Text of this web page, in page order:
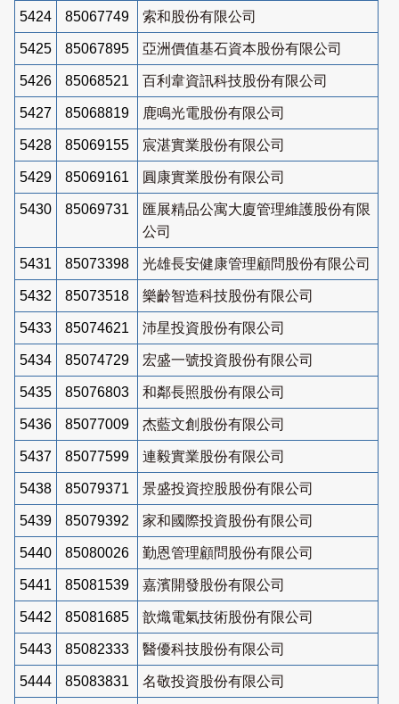
5424 85067749 索和股份有限公司
5425 85067895 亞洲價值基石資本股份有限公司
5426 85068521 百利韋資訊科技股份有限公司
5427 85068819 鹿鳴光電股份有限公司
5428 85069155 宸湛實業股份有限公司
5429 85069161 圓康實業股份有限公司
5430 85069731
匯展精品公寓大廈管理維護股份有限
公司
5431 85073398 光雄長安健康管理顧問股份有限公司
5432 85073518 樂齡智造科技股份有限公司
5433 85074621 沛星投資股份有限公司
5434 85074729 宏盛一號投資股份有限公司
5435 85076803 和鄰長照股份有限公司
5436 85077009 杰藍文創股份有限公司
5437 85077599 連毅實業股份有限公司
5438 85079371 景盛投資控股股份有限公司
5439 85079392 家和國際投資股份有限公司
5440 85080026 勤恩管理顧問股份有限公司
5441 85081539 嘉濱開發股份有限公司
5442 85081685 歆熾電氣技術股份有限公司
5443 85082333 醫優科技股份有限公司
5444 85083831 名敬投資股份有限公司